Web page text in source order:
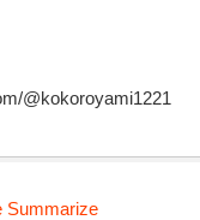
@kokoroyami1221
Summarize